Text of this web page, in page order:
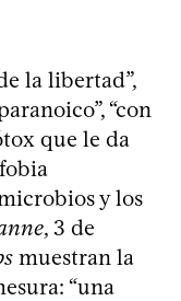
la libertad”,
“con
que le da
y los
, 3 de
muestran la
“una